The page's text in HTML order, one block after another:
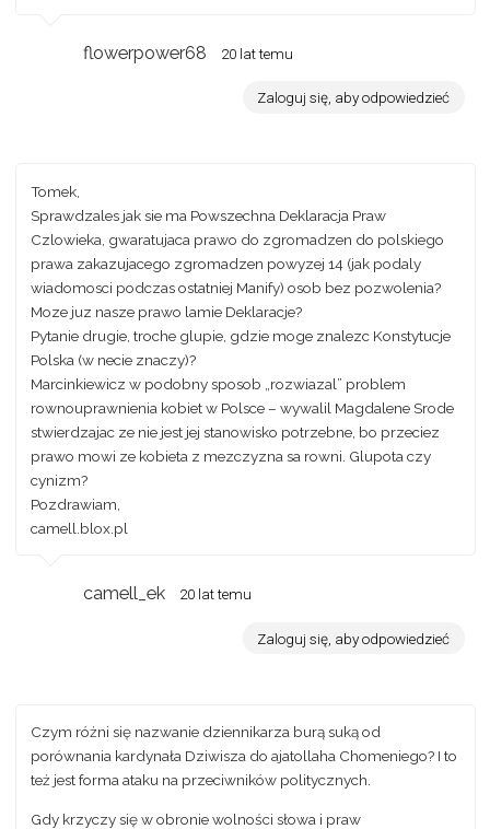
flowerpower68 20 lat temu
Zaloguj się, aby odpowiedzieć
Tomek,
Sprawdzales jak sie ma Powszechna Deklaracja Praw
Czlowieka, gwaratujaca prawo do zgromadzen do polskiego
prawa zakazujacego zgromadzen powyzej 14 (jak podaly
wiadomosci podczas ostatniej Manify) osob bez pozwolenia?
Moze juz nasze prawo lamie Deklaracje?
Pytanie drugie, troche glupie, gdzie moge znalezc Konstytucje
Polska (w necie znaczy)?
Marcinkiewicz w podobny sposob „rozwiazal” problem
rownouprawnienia kobiet w Polsce – wywalil Magdalene Srode
stwierdzajac ze nie jest jej stanowisko potrzebne, bo przeciez
prawo mowi ze kobieta z mezczyzna sa rowni. Glupota czy
cynizm?
Pozdrawiam,
camell.blox.pl
camell_ek 20 lat temu
Zaloguj się, aby odpowiedzieć
Czym różni się nazwanie dziennikarza burą suką od
porównania kardynała Dziwisza do ajatollaha Chomeniego? I to
też jest forma ataku na przeciwników politycznych.
Gdy krzyczy się w obronie wolności słowa i praw